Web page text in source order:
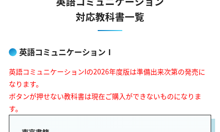
対応教科書一覧
英語コミュニケーションⅠ
英語コミュニケーションIの2026年度版は準備出来次第の発売に
なります。
ボタンが押せない教科書は現在ご購入ができないものになりま
す。